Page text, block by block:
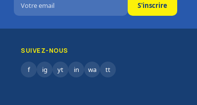
S'inscrire
SUIVEZ-NOUS
f ig yt in wa tt